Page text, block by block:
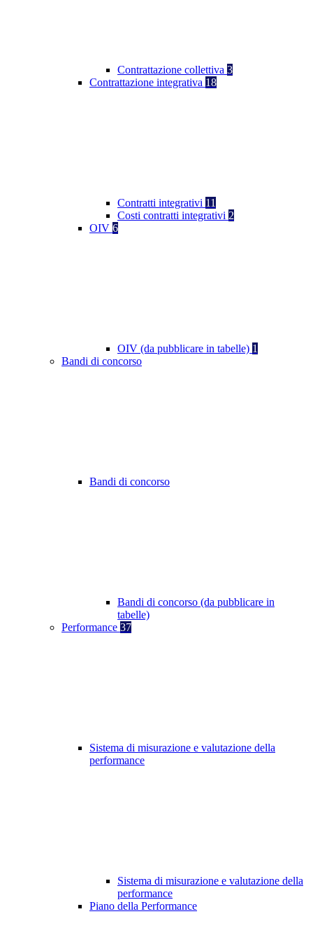
Contrattazione collettiva 3
Contrattazione integrativa 18
Contratti integrativi 11
Costi contratti integrativi 2
OIV 6
OIV (da pubblicare in tabelle) 1
Bandi di concorso
Bandi di concorso
Bandi di concorso (da pubblicare in
tabelle)
Performance 37
Sistema di misurazione e valutazione della
performance
Sistema di misurazione e valutazione della
performance
Piano della Performance